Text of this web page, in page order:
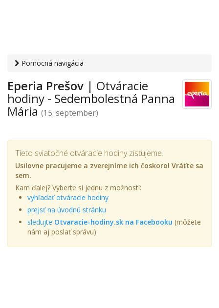
Pomocná navigácia
zábavné centrá›Sedembolestná Panna Mária
› Eperia
Prešov
Eperia Prešov | Otváracie
hodiny - Sedembolestná Panna
Mária(15. september)
Tieto sviatočné otváracie hodiny zisťujeme.
Usilovne pracujeme a zverejníme ich čoskoro! Vráťte sa
sem.
Kam ďalej? Vyberte si jednu z možností:
vyhľadať otváracie hodiny
prejsť na úvodnú stránku
sledujte Otvaracie-hodiny.sk na Facebooku (môžete
nám aj poslať správu)